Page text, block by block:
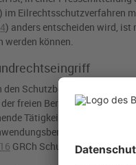
im Eilrechtsschutzverfahren
) anders entscheiden wird, ist
werden können.
Schutzbereich der DS-
freien Berufswahl und -
Tätigkeit ausüben, die
der GRCh
16 GRCh Schutz.